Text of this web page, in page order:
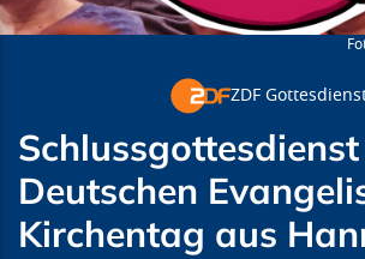
ZDF
Deutschen
Kirchentag aus